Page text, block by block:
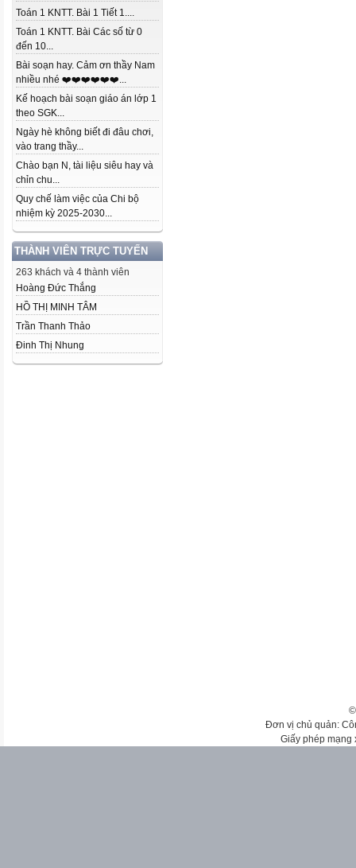
Toán 1 KNTT. Bài 1 Tiết 1....
Toán 1 KNTT. Bài Các số từ 0
đến 10...
Bài soạn hay. Cảm ơn thầy Nam
nhiều nhé ❤️❤️❤️❤️❤️❤️...
Kế hoạch bài soạn giáo án lớp 1
theo SGK...
Ngày hè không biết đi đâu chơi,
vào trang thầy...
Chào bạn N, tài liệu siêu hay và
chỉn chu...
Quy chế làm việc của Chi bộ
nhiệm kỳ 2025-2030...
THÀNH VIÊN TRỰC TUYẾN
263 khách và 4 thành viên
Hoàng Đức Thắng
HỒ THỊ MINH TÂM
Trần Thanh Thảo
Đinh Thị Nhung
Đơn vị chủ quản:
Giấy phép mạng